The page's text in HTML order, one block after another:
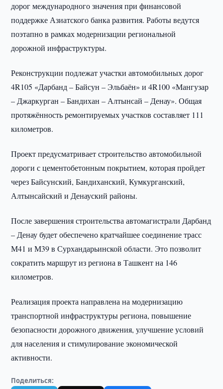
дорог международного значения при финансовой
поддержке Азиатского банка развития. Работы ведутся
поэтапно в рамках модернизации региональной
дорожной инфраструктуры.
Реконструкции подлежат участки автомобильных дорог
4R105 «Дарбанд – Байсун – Эльбаён» и 4R100 «Мангузар
– Джаркурган – Бандихан – Алтынсай – Денау». Общая
протяжённость ремонтируемых участков составляет 111
километров.
Проект предусматривает строительство автомобильной
дороги с цементобетонным покрытием, которая пройдет
через Байсунский, Бандиханский, Кумкурганский,
Алтынсайский и Денауский районы.
После завершения строительства автомагистрали Дарбанд
– Денау будет обеспечено кратчайшее соединение трасс
М41 и М39 в Сурхандарьинской области. Это позволит
сократить маршрут из региона в Ташкент на 146
километров.
Реализация проекта направлена на модернизацию
транспортной инфраструктуры региона, повышение
безопасности дорожного движения, улучшение условий
для населения и стимулирование экономической
активности.
Поделиться: